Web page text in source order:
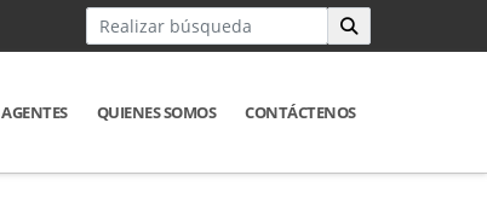
AGENTES QUIENES SOMOS CONTÁCTENOS